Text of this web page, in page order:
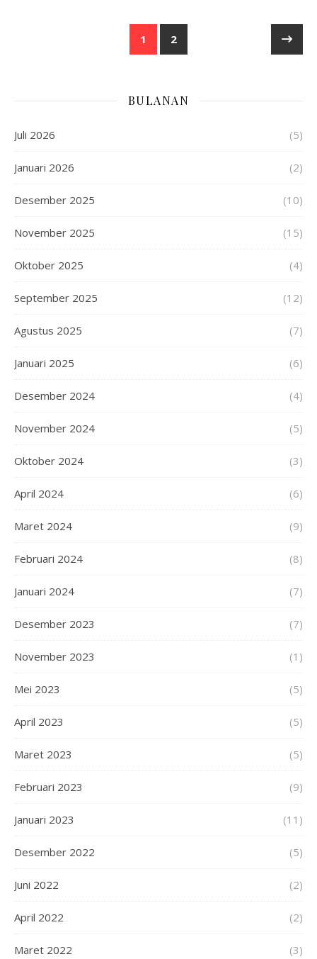
1 2
BULANAN
Juli 2026 (5)
Januari 2026 (2)
Desember 2025 (10)
November 2025 (15)
Oktober 2025 (4)
September 2025 (12)
Agustus 2025 (7)
Januari 2025 (6)
Desember 2024 (4)
November 2024 (5)
Oktober 2024 (3)
April 2024 (6)
Maret 2024 (9)
Februari 2024 (8)
Januari 2024 (7)
Desember 2023 (7)
November 2023 (1)
Mei 2023 (5)
April 2023 (5)
Maret 2023 (5)
Februari 2023 (9)
Januari 2023 (11)
Desember 2022 (5)
Juni 2022 (2)
April 2022 (2)
Maret 2022 (3)